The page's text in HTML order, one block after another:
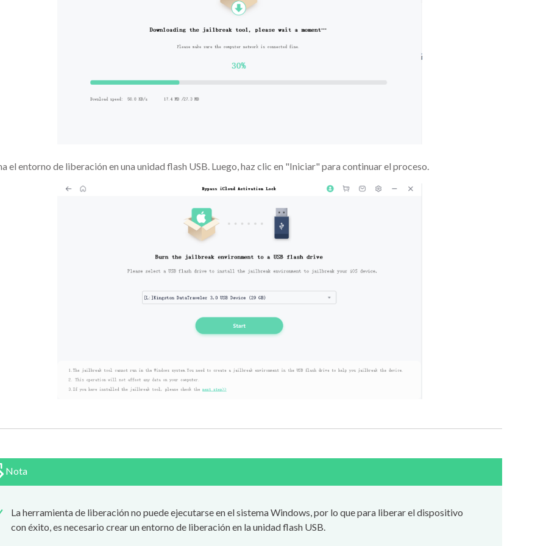
el entorno de liberación en una unidad flash USB. Luego, haz clic en "Iniciar" para continuar el proceso.
Nota
La herramienta de liberación no puede ejecutarse en el sistema Windows, por lo que para liberar el dispositivo
con éxito, es necesario crear un entorno de liberación en la unidad flash USB.